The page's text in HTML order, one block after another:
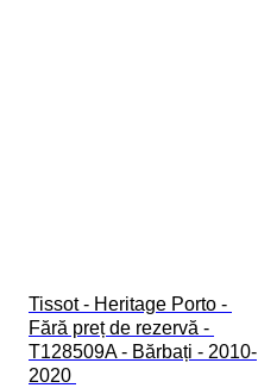
Tissot - Heritage Porto -
Fără preț de rezervă -
T128509A - Bărbați - 2010-
2020